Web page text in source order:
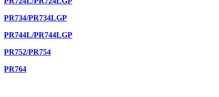
PR734/PR734LGP
PR744L/PR744LGP
PR752/PR754
PR764